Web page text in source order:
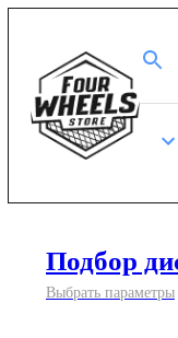
Подбор
Выбрать параметры